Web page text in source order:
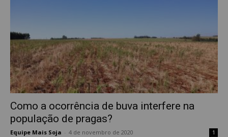
Como a ocorrência de buva interfere na
população de pragas?
Equipe Mais Soja 4 de novembro de 2020 1